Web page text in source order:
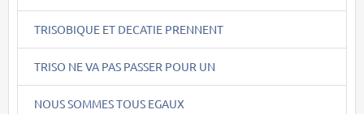
TRISOBIQUE ET DECATIE PRENNENT
TRISO NE VA PAS PASSER POUR UN
NOUS SOMMES TOUS EGAUX